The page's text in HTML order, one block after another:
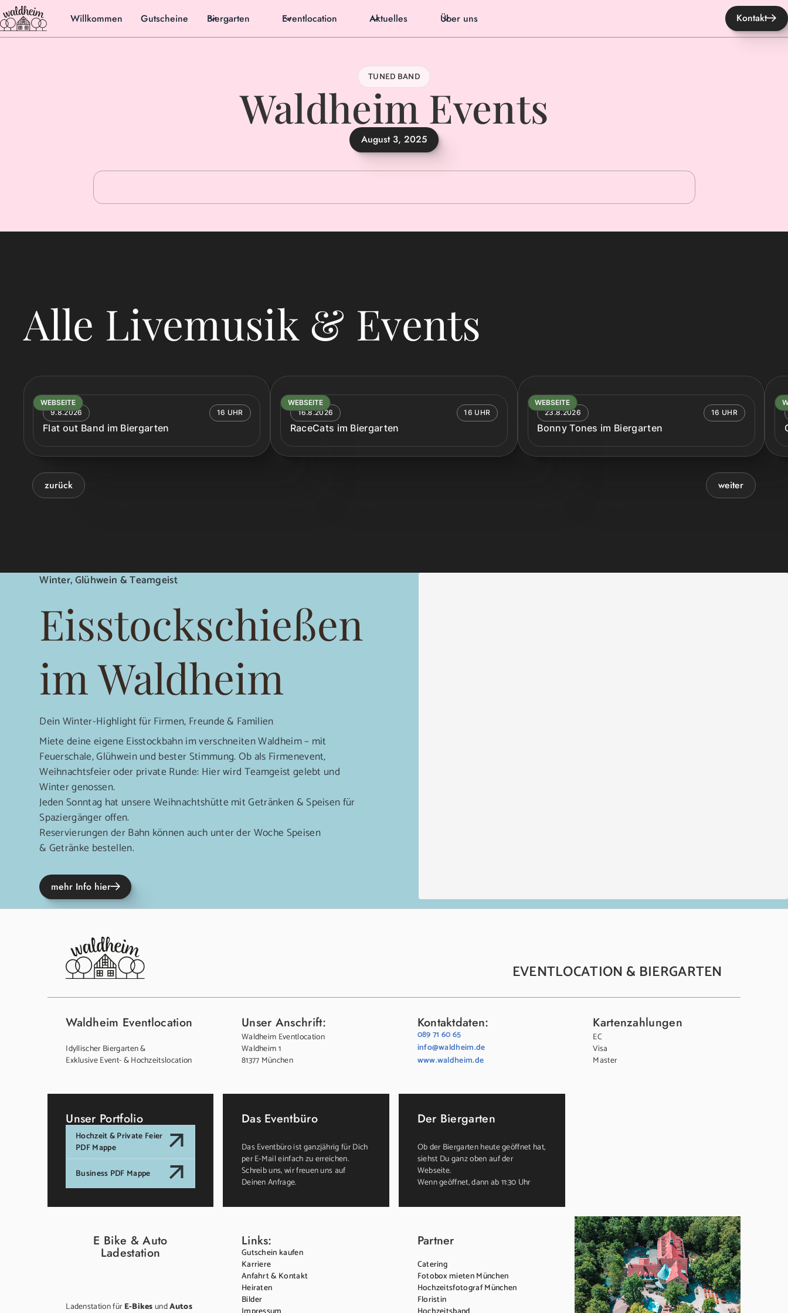
Willkommen Gutscheine Biergarten Eventlocation Aktuelles Über uns Kontakt
TUNED BAND
Waldheim Events
August 3, 2025
Alle Livemusik & Events
WEBSEITE
9.8.2026
16 UHR
Flat out Band im Biergarten
WEBSEITE
16.8.2026
16 UHR
RaceCats im Biergarten
WEBSEITE
23.8.2026
16 UHR
Bonny Tones im Biergarten
zurück weiter
Winter, Glühwein & Teamgeist
Eisstockschießen
im Waldheim
Dein Winter-Highlight für Firmen, Freunde & Familien
Miete deine eigene Eisstockbahn im verschneiten Waldheim – mit
Feuerschale, Glühwein und bester Stimmung. Ob als Firmenevent,
Weihnachtsfeier oder private Runde: Hier wird Teamgeist gelebt und
Winter genossen.
Jeden Sonntag hat unsere Weihnachtshütte mit Getränken & Speisen für
Spaziergänger offen.
Reservierungen der Bahn können auch unter der Woche Speisen
& Getränke bestellen.
mehr Info hier
EVENTLOCATION & BIERGARTEN
Waldheim Eventlocation
Idyllischer Biergarten &
Exklusive Event- & Hochzeitslocation
Unser Anschrift:
Waldheim Eventlocation
Waldheim 1
81377 München
Kontaktdaten:
089 71 60 65
info@waldheim.de
www.waldheim.de
Kartenzahlungen
EC
Visa
Master
Unser Portfolio
Hochzeit & Private Feier
PDF Mappe
Business PDF Mappe
Das Eventbüro
Das Eventbüro ist ganzjährig für Dich
per E-Mail einfach zu erreichen.
Schreib uns, wir freuen uns auf
Deinen Anfrage.
Der Biergarten
Ob der Biergarten heute geöffnet hat,
siehst Du ganz oben auf der
Webseite.
Wenn geöffnet, dann ab 11:30 Uhr
E Bike & Auto
Ladestation
Ladenstation fürE-BikesundAutos
Links:
Gutschein kaufen
Karriere
Anfahrt & Kontakt
Heiraten
Bilder
Partner
Catering
Fotobox mieten München
Hochzeitsfotograf München
Floristin